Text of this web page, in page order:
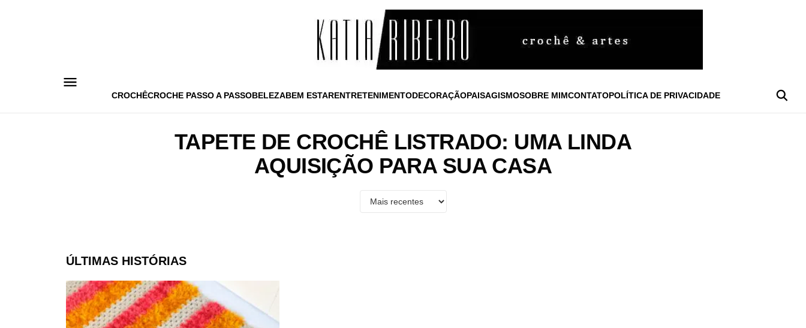
CROCHÊCROCHE PASSO A PASSOBELEZABEM ESTARENTRETENIMENTODECORAÇÃOPAISAGISMOSOBRE MIMCONTATOPOLÍTICA DE PRIVACIDADE
TAPETE DE CROCHÊ LISTRADO: UMA LINDA
AQUISIÇÃO PARA SUA CASA
ÚLTIMAS HISTÓRIAS